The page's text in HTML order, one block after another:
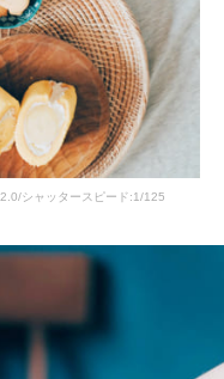
シャッタースピード:1/125